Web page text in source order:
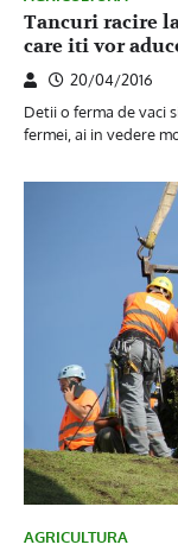
Tancuri racire
care iti vor
20/04/2016
Detii o ferma de vaci
fermei, ai in vedere
AGRICULTURA